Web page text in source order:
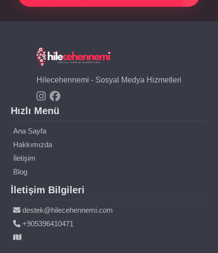
Hilecehennemi - Sosyal Medya Hizmetleri
Hızlı Menü
Ana Sayfa
Hakkımızda
İletişim
Blog
İletişim Bilgileri
destek@hilecehennemi.com
+905396410471